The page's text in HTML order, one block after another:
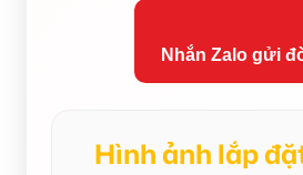
Nhắn Zalo gửi
Hình ảnh lắp